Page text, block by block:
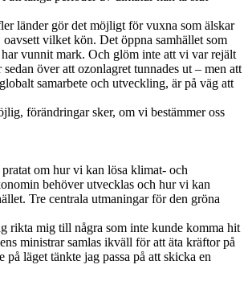
länder gör det möjligt för vuxna som älskar
vilket kön. Det öppna samhället som
vunnit mark. Och glöm inte att vi var rejält
över att ozonlagret tunnades ut – men att
samarbete och utveckling, är på väg att
förändringar sker, om vi bestämmer oss
om hur vi kan lösa klimat- och
behöver utvecklas och hur vi kan
Tre centrala utmaningar för den gröna
rikta mig till några som inte kunde komma hit
ministrar samlas ikväll för att äta kräftor på
på läget tänkte jag passa på att skicka en